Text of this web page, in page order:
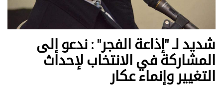
شديد لـ "إذاعة الفجر" : ندعو إلى
المشاركة في الانتخاب لإحداث
التغيير وإنماء عكار